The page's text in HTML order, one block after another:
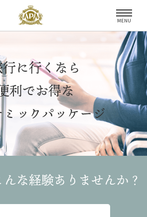
MENU
に行くなら
利でお得な
ックパッケージ
な経験ありませんか？